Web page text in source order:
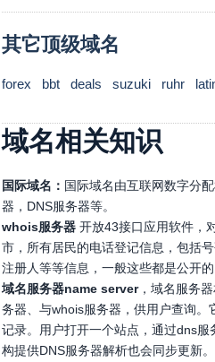
其它顶级域名
forex bbt deals suzuki ruhr
域名相关知识
国际域名： 国际域名由互联网数字分
器，DNS服务器等。
whois服务器开放43接口应用软件，
市，所有居民的电话登记信息，包括
注册人等等信息，一般这些都是公开的
域名服务器name server，域名服务
务器、与whois服务器，供用户查询
记录。用户打开一个站点，通过dns
构提供DNS服务器解析也会同步更新